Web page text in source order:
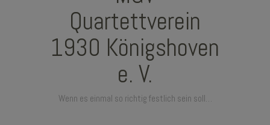
Quartettverein
1930 Königshoven
e. V.
Wenn es einmal so richtig festlich sein soll…